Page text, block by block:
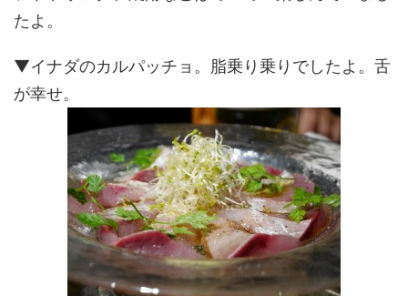
たよ。
▼イナダのカルパッチョ。脂乗り乗りでしたよ。舌
が幸せ。